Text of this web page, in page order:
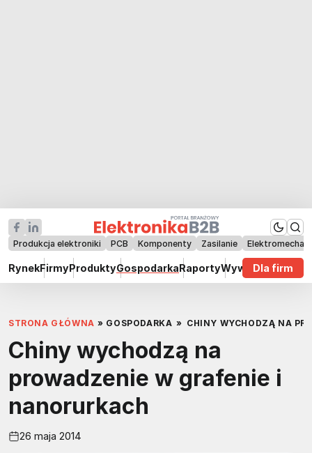
Produkcja elektroniki PCB Komponenty Zasilanie
RynekFirmyProduktyGospodarkaRaportyWywiadyDla firm
STRONA GŁÓWNA » GOSPODARKA » CHINY WYCHODZĄ NA
Chiny wychodzą na
prowadzenie w grafenie i
nanorurkach
26 maja 2014